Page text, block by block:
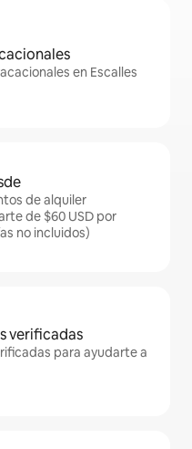
en Escalles
de alquiler
de $60 USD por
no incluidos)
verificadas
para ayudarte a